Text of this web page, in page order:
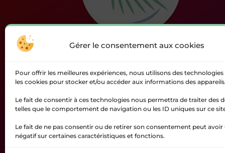
Gérer le consentement aux cookies
Pour offrir les meilleures expériences, nous utilisons des technologies
les cookies pour stocker et/ou accéder aux informations des appareils.
Le fait de consentir à ces technologies nous permettra de traiter des
telles que le comportement de navigation ou les ID uniques sur ce
Le fait de ne pas consentir ou de retirer son consentement peut avoir
négatif sur certaines caractéristiques et fonctions.
COIRAC
COURS-DE-MONSÉGUR
COUTURES-SUR-DROT
DAUBÈZE
l’Entre-Deux-Mers regroupe 49 communes et
16543 habitants.